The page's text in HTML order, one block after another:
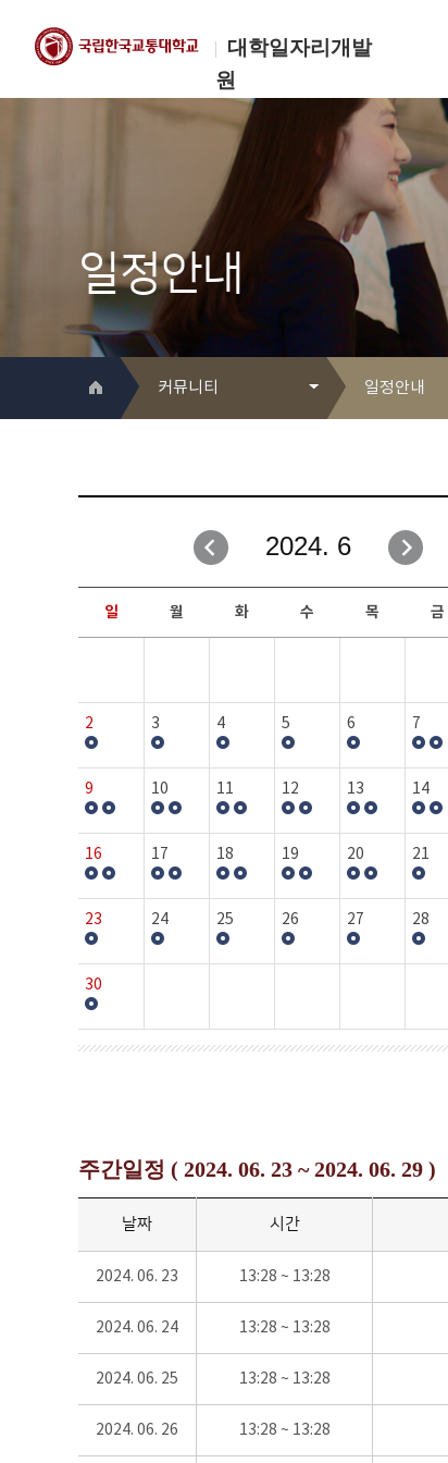
대학일자리개발
원
한국교통대학교
대학일자리개발원
일정안내
커뮤니티
취업성공지원과
창업지원·교육센터
현장실습/IPP사업단
커뮤니티
일정안내
자유게시판
일정안내
보도자료
행사갤러리
2024. 6
일 월 화 수 목 금
2 3 4 5 6 7
9 10 11 12 13 14
16 17 18 19 20 21
23 24 25 26 27 28
30
주간일정 ( 2024. 06. 23 ~ 2024. 06. 29 )
날짜 시간
2024. 06. 23 13:28 ~ 13:28
2024. 06. 24 13:28 ~ 13:28
2024. 06. 25 13:28 ~ 13:28
2024. 06. 26 13:28 ~ 13:28